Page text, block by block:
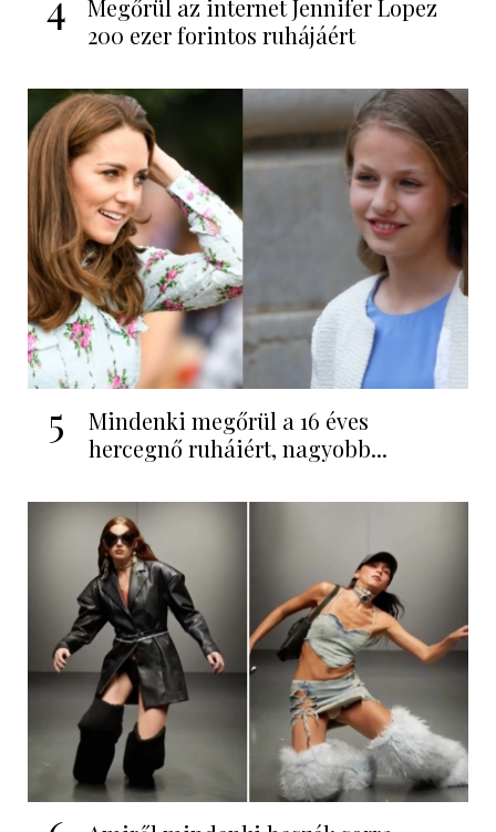
Megőrül az internet Jennifer Lopez
200 ezer forintos ruhájáért
5
Mindenki megőrül a 16 éves
hercegnő ruháiért, nagyobb...